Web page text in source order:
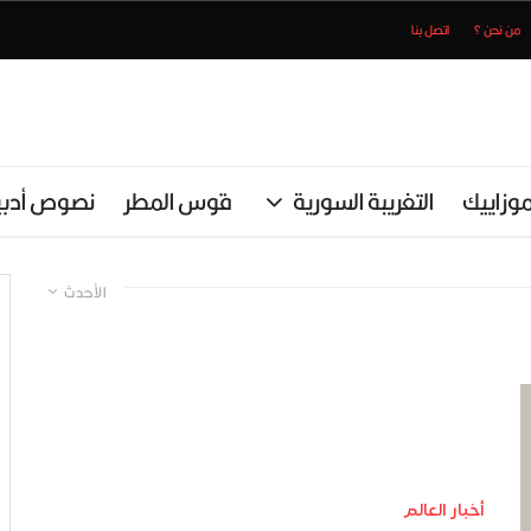
من نحن ؟ اتصل بنا
التغريبة السورية قوس المطر نصوص
الأحدث
أخبار العالم